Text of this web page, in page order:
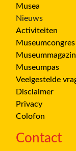
Musea
Nieuws
Activiteiten
Museumcongres
Museumpas
Veelgestelde
Disclaimer
Privacy
Colofon
Contact